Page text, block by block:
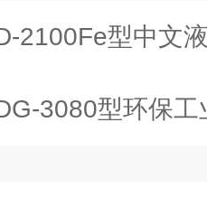
2100Fe型中文液
3080型环保工